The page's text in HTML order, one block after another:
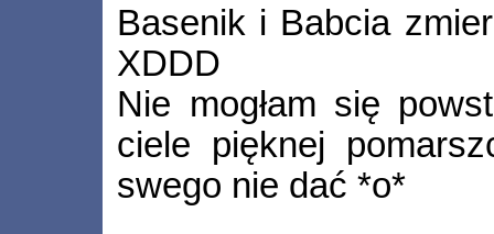
Basenik i Babcia
XDDD
Nie mogłam się
ciele pięknej
swego nie dać *o*